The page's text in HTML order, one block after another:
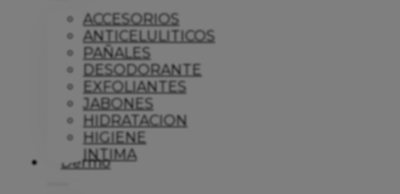
ACCESORIOS
ANTICELULITICOS
PAÑALES
DESODORANTE
EXFOLIANTES
JABONES
HIDRATACION
HIGIENE
INTIMA
Dermo